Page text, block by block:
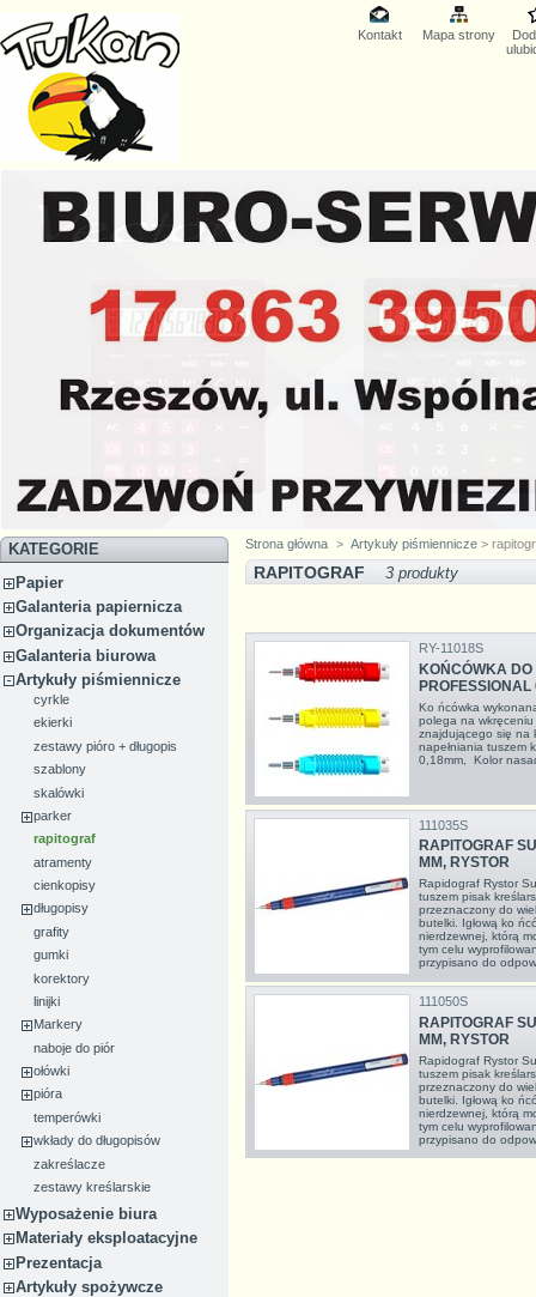
Kontakt Mapa strony
KATEGORIE
Papier
Galanteria papiernicza
Organizacja dokumentów
Galanteria biurowa
Artykuły piśmiennicze
cyrkle
ekierki
zestawy pióro + długopis
szablony
skalówki
parker
rapitograf
atramenty
cienkopisy
długopisy
grafity
gumki
korektory
linijki
Markery
naboje do piór
ołówki
pióra
temperówki
wkłady do długopisów
zakreślacze
zestawy kreślarskie
Wyposażenie biura
Materiały eksploatacyjne
Prezentacja
Artykuły spożywcze
Strona główna > Artykuły piśmiennicze >
RAPITOGRAF 3 produkty
RY-11018S
KOŃCÓWKA
Ko ńcówka
polega na
znajdującego się na
napełniania tuszem
0,18mm, Kolor
111035S
RAPITOGRAF
MM, RYSTOR
Rapidograf Rystor
tuszem pisak
przeznaczony do
butelki. Igłową ko
nierdzewnej, którą
tym celu
przypisano do
111050S
RAPITOGRAF
MM, RYSTOR
Rapidograf Rystor
tuszem pisak
przeznaczony do
butelki. Igłową ko
nierdzewnej, którą
tym celu
przypisano do